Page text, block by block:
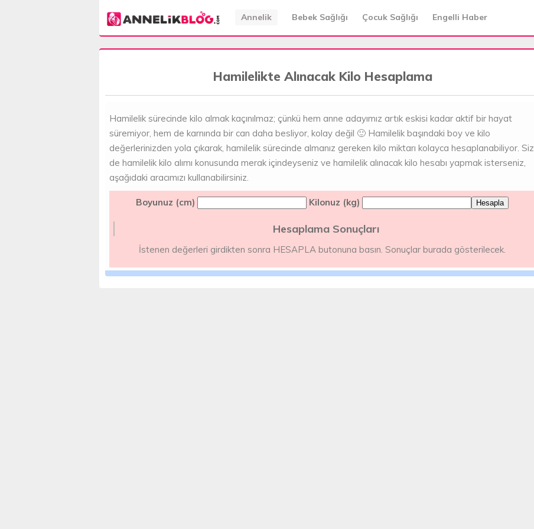
Annelik Bebek Sağlığı Çocuk Sağlığı Engelli Haber
Hamilelikte Alınacak Kilo Hesaplama
Hamilelik sürecinde kilo almak kaçınılmaz; çünkü hem anne adayımız artık eskisi kadar aktif bir hayat
süremiyor, hem de karnında bir can daha besliyor, kolay değil 🙂 Hamilelik başındaki boy ve kilo
değerlerinizden yola çıkarak, hamilelik sürecinde almanız gereken kilo miktarı kolayca hesaplanabiliyor. Siz
de hamilelik kilo alımı konusunda merak içindeyseniz ve hamilelik alınacak kilo hesabı yapmak isterseniz,
aşağıdaki aracımızı kullanabilirsiniz.
Boyunuz (cm) Kilonuz (kg)
Hesaplama Sonuçları
İstenen değerleri girdikten sonra HESAPLA butonuna basın. Sonuçlar burada gösterilecek.